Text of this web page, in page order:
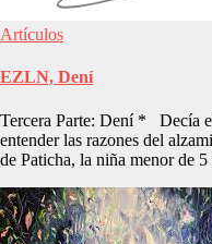
Artículos
EZLN, Dení
Tercera Parte: Dení * Decía
entender las razones del
de Paticha, la niña menor de